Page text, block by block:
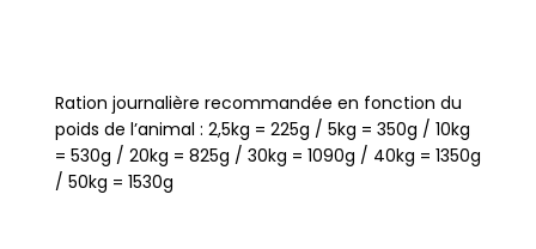
Ration journalière recommandée en fonction du
poids de l’animal : 2,5kg = 225g / 5kg = 350g / 10kg
= 530g / 20kg = 825g / 30kg = 1090g / 40kg = 1350g
/ 50kg = 1530g